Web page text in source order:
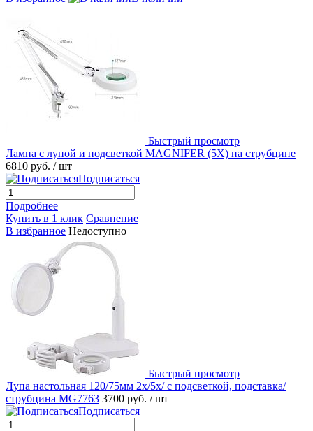
Быстрый просмотр
Лампа с лупой и подсветкой MAGNIFER (5X) на струбцине
6810 руб. / шт
Подписаться
Подробнее
Купить в 1 клик Сравнение
В избранное Недоступно
Быстрый просмотр
Лупа настольная 120/75мм 2x/5x/ с подсветкой, подставка/
струбцина MG7763 3700 руб. / шт
Подписаться